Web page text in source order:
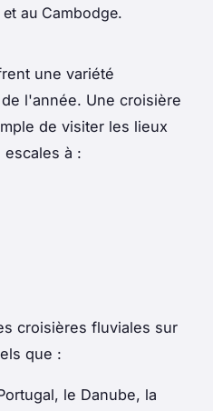
au Cambodge.
une variété
l'année. Une croisière
de visiter les lieux
à :
croisières fluviales sur
que :
le Danube, la